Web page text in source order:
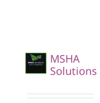
MSHA
Solutions